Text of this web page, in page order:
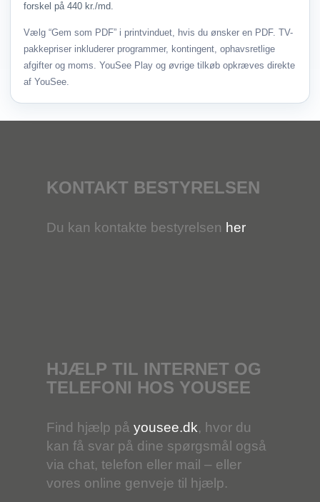
HBOmax Premium+Sport 18
skySHOWTIME 6
Prime 5
TV3 Sport 3
3
TV 2 Sport 4
forskel på 440 kr./md.
Vælg “Gem som PDF” i printvinduet, hvis du ønsker en PDF. TV-
pakkepriser inkluderer programmer, kontingent, ophavsretlige
afgifter og moms. YouSee Play og øvrige tilkøb opkræves direkte
af YouSee.
KONTAKT BESTYRELSEN
Du kan kontakte bestyrelsen her
HJÆLP TIL INTERNET OG
TELEFONI HOS YOUSEE
Find hjælp på yousee.dk, hvor du
kan få svar på dine spørgsmål også
via chat, telefon eller mail – eller
vores online genveje til hjælp.